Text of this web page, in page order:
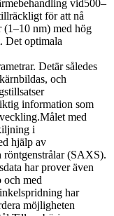
vid500–
för att nå
(1–10 nm) med hög
Det optimala
Detär således
och
information som
med
i
hjälp av
(SAXS).
har prover även
och med
har
möjligheten